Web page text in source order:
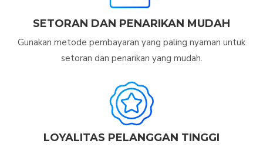
SETORAN DAN PENARIKAN MUDAH
Gunakan metode pembayaran yang paling nyaman untuk
setoran dan penarikan yang mudah.
LOYALITAS PELANGGAN TINGGI